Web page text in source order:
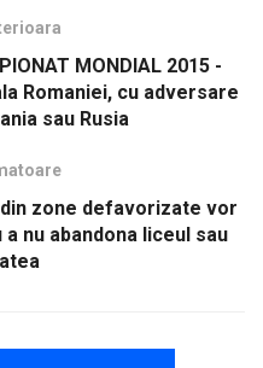
MONDIAL 2015 -
Romaniei, cu adversare
sau Rusia
din zone defavorizate vor
nu abandona liceul sau